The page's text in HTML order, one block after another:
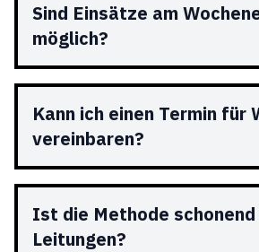
Sind Einsätze am
möglich?
Kann ich einen Termin für
vereinbaren?
Ist die Methode
Leitungen?